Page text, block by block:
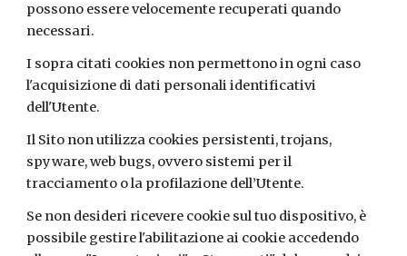
possono essere velocemente recuperati quando
necessari.
I sopra citati cookies non permettono in ogni caso
l'acquisizione di dati personali identificativi
dell'Utente.
Il Sito non utilizza cookies persistenti, trojans,
spyware, web bugs, ovvero sistemi per il
tracciamento o la profilazione dell’Utente.
Se non desideri ricevere cookie sul tuo dispositivo, è
possibile gestire l'abilitazione ai cookie accedendo